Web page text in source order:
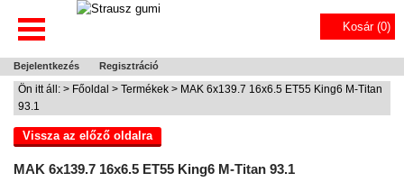
Kosár (0)
Bejelentkezés Regisztráció
Ön itt áll: > Főoldal > Termékek > MAK 6x139.7 16x6.5 ET55 King6 M-Titan
93.1
Vissza az előző oldalra
MAK 6x139.7 16x6.5 ET55 King6 M-Titan 93.1